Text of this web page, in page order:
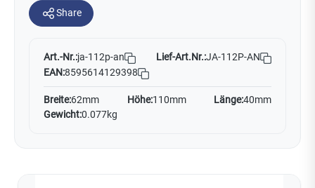
Share
Art.-Nr.:ja-112p-an Lief-Art.Nr.:JA-112P-AN
EAN:8595614129398
Breite:62mm Höhe:110mm Länge:40mm
Gewicht:0.077kg